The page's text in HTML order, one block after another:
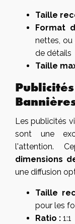
Taille
Format
nettes, ou
de détails
Taille
Les publicités
sont une
l'attention.
dimensions
une diffusion
Taille
pour les
Ratio :1:1